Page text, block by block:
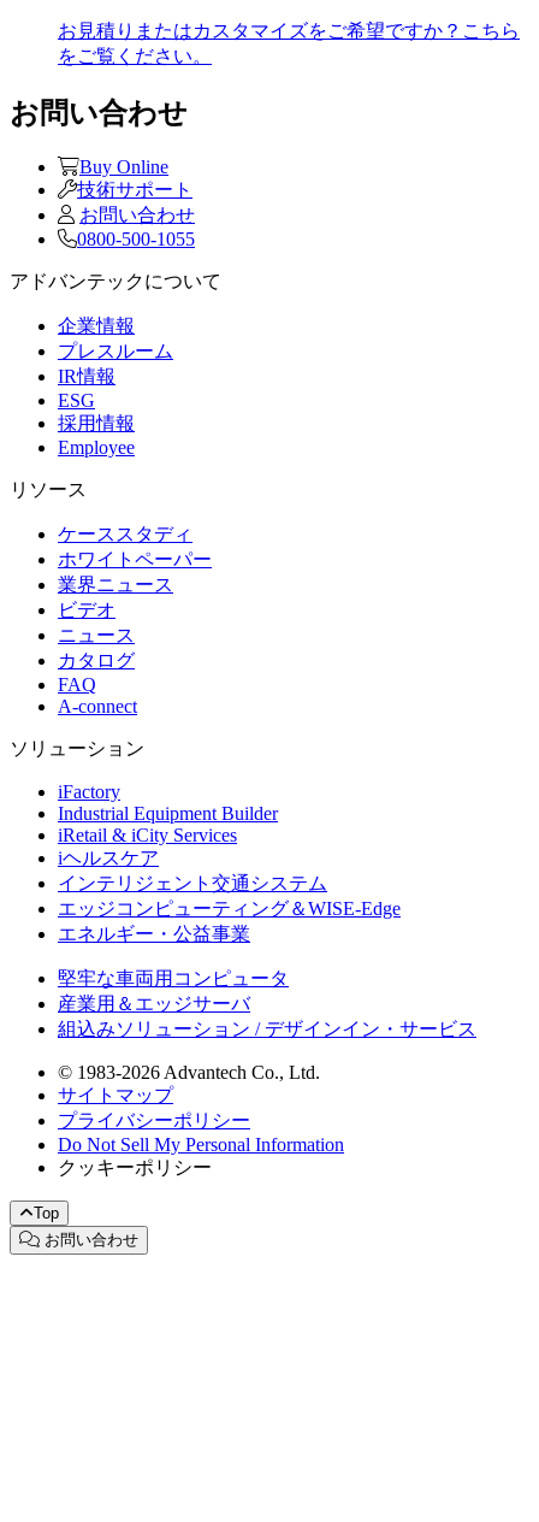
お見積りまたはカスタマイズをご希望ですか？こちら
をご覧ください。
お問い合わせ
Buy Online
技術サポート
お問い合わせ
0800-500-1055
アドバンテックについて
企業情報
プレスルーム
IR情報
ESG
採用情報
Employee
リソース
ケーススタディ
ホワイトペーパー
業界ニュース
ビデオ
ニュース
カタログ
FAQ
A-connect
ソリューション
iFactory
Industrial Equipment Builder
iRetail & iCity Services
iヘルスケア
インテリジェント交通システム
エッジコンピューティング＆WISE-Edge
エネルギー・公益事業
堅牢な車両用コンピュータ
産業用＆エッジサーバ
組込みソリューション / デザインイン・サービス
© 1983-2026 Advantech Co., Ltd.
サイトマップ
プライバシーポリシー
Do Not Sell My Personal Information
クッキーポリシー
Top
お問い合わせ